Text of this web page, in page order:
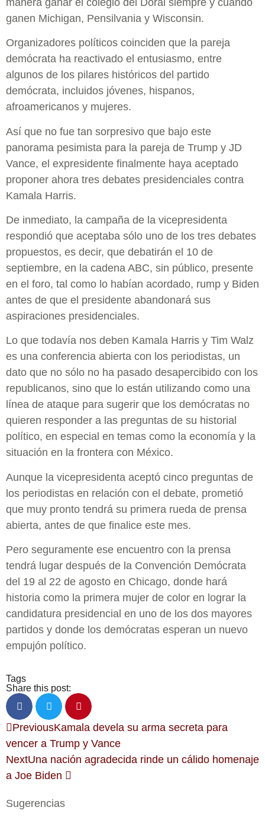
ganen Michigan, Pensilvania y Wisconsin.
Organizadores políticos coinciden que la pareja
demócrata ha reactivado el entusiasmo, entre
algunos de los pilares históricos del partido
demócrata, incluidos jóvenes, hispanos,
afroamericanos y mujeres.
Así que no fue tan sorpresivo que bajo este
panorama pesimista para la pareja de Trump y JD
Vance, el expresidente finalmente haya aceptado
proponer ahora tres debates presidenciales contra
Kamala Harris.
De inmediato, la campaña de la vicepresidenta
respondió que aceptaba sólo uno de los tres debates
propuestos, es decir, que debatirán el 10 de
septiembre, en la cadena ABC, sin público, presente
en el foro, tal como lo habían acordado, rump y Biden
antes de que el presidente abandonará sus
aspiraciones presidenciales.
Lo que todavía nos deben Kamala Harris y Tim Walz
es una conferencia abierta con los periodistas, un
dato que no sólo no ha pasado desapercibido con los
republicanos, sino que lo están utilizando como una
línea de ataque para sugerir que los demócratas no
quieren responder a las preguntas de su historial
político, en especial en temas como la economía y la
situación en la frontera con México.
Aunque la vicepresidenta aceptó cinco preguntas de
los periodistas en relación con el debate, prometió
que muy pronto tendrá su primera rueda de prensa
abierta, antes de que finalice este mes.
Pero seguramente ese encuentro con la prensa
tendrá lugar después de la Convención Demócrata
del 19 al 22 de agosto en Chicago, donde hará
historia como la primera mujer de color en lograr la
candidatura presidencial en uno de los dos mayores
partidos y donde los demócratas esperan un nuevo
empujón político.
Tags
Share this post:
PreviousKamala devela su arma secreta para
vencer a Trump y Vance
NextUna nación agradecida rinde un cálido homenaje
a Joe Biden
Sugerencias